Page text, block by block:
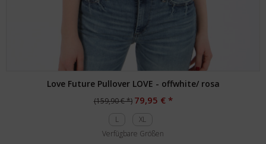
Love Future Pullover LOVE - offwhite/ rosa
(159,90 € *) 79,95 € *
L
XL
Verfügbare Größen